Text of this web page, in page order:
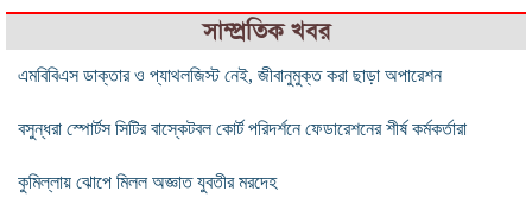
সাম্প্রতিক খবর
এমবিবিএস ডাক্তার ও প্যাথলজিস্ট নেই, জীবানুমুক্ত করা ছাড়া অপারেশন
বসুন্ধরা স্পোর্টস সিটির বাস্কেটবল কোর্ট পরিদর্শনে ফেডারেশনের শীর্ষ কর্মকর্তারা
কুমিল্লায় ঝোপে মিলল অজ্ঞাত যুবতীর মরদেহ